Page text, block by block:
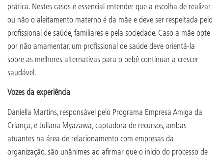
prática. Nestes casos é essencial entender que a escolha de realizar
ou não o aleitamento materno é da mãe e deve ser respeitada pelo
profissional de saúde, familiares e pela sociedade. Caso a mãe opte
por não amamentar, um profissional de saúde deve orientá-la
sobre as melhores alternativas para o bebê continuar a crescer
saudável.
Vozes da experiência
Daniella Martins, responsável pelo Programa Empresa Amiga da
Criança, e Juliana Myazawa, captadora de recursos, ambas
atuantes na área de relacionamento com empresas da
organização, são unânimes ao afirmar que o início do processo de